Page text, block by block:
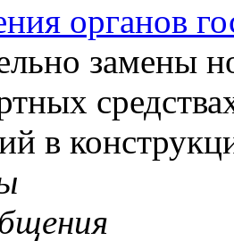
органов
замены
в